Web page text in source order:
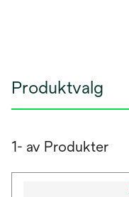
Produktvalg
1- av Produkter